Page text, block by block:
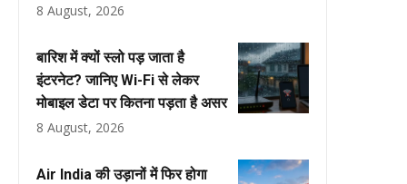
8 August, 2026
बारिश में क्यों स्लो पड़ जाता है
इंटरनेट? जानिए Wi-Fi से लेकर
मोबाइल डेटा पर कितना पड़ता है असर
8 August, 2026
Air India की उड़ानों में फिर होगा